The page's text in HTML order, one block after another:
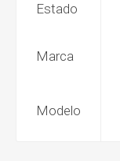
Estado
Marca
Modelo